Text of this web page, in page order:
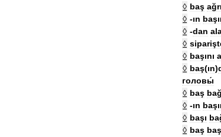
◊ baş
◊ -ın
◊ -dan
◊
◊ başını
◊ baş(ın)
головы́
◊ baş
◊ -ın
◊ başı
◊ baş